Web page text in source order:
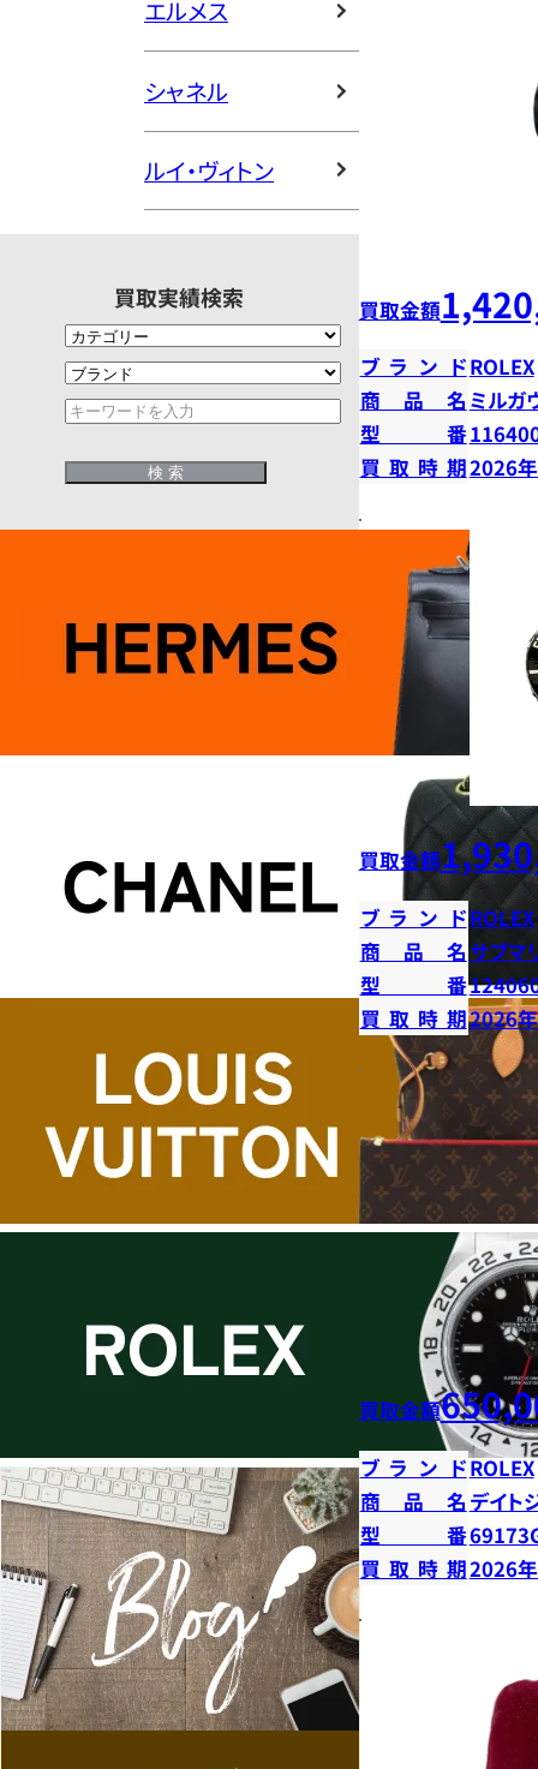
エルメス
シャネル
ルイ・ヴィトン
買取実績検索 買取金額
ブランドROLEX
商品名 ミル
型番
買取時期2026
買取金額
ブランドROLEX
商品名 サブマ
型番
買取時期2026
買取金額
ブランドROLEX
商品名 デイト
型番
買取時期2026